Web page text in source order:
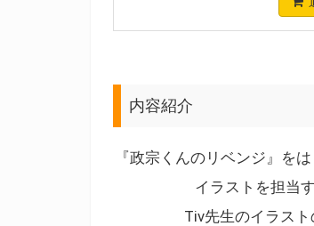
内容紹介
『政宗くんのリベンジ』を
イラストを担当
Tiv先生のイラス